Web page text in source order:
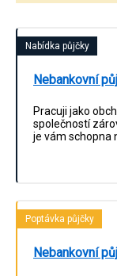
Nabídka půjčky
Nebankovní
Pracuji jako
společností
je vám schopna
Poptávka půjčky
Nebankovní